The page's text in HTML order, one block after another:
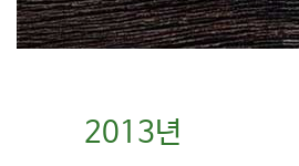
2013년